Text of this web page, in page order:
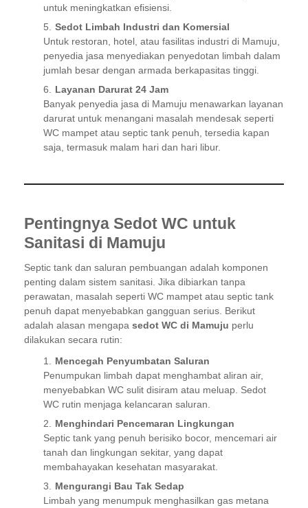
untuk meningkatkan efisiensi.
Sedot Limbah Industri dan Komersial
Untuk restoran, hotel, atau fasilitas industri di Mamuju,
penyedia jasa menyediakan penyedotan limbah dalam
jumlah besar dengan armada berkapasitas tinggi.
Layanan Darurat 24 Jam
Banyak penyedia jasa di Mamuju menawarkan layanan
darurat untuk menangani masalah mendesak seperti
WC mampet atau septic tank penuh, tersedia kapan
saja, termasuk malam hari dan hari libur.
Pentingnya Sedot WC untuk
Sanitasi di Mamuju
Septic tank dan saluran pembuangan adalah komponen
penting dalam sistem sanitasi. Jika dibiarkan tanpa
perawatan, masalah seperti WC mampet atau septic tank
penuh dapat menyebabkan gangguan serius. Berikut
adalah alasan mengapa sedot WC di Mamuju perlu
dilakukan secara rutin:
Mencegah Penyumbatan Saluran
Penumpukan limbah dapat menghambat aliran air,
menyebabkan WC sulit disiram atau meluap. Sedot
WC rutin menjaga kelancaran saluran.
Menghindari Pencemaran Lingkungan
Septic tank yang penuh berisiko bocor, mencemari air
tanah dan lingkungan sekitar, yang dapat
membahayakan kesehatan masyarakat.
Mengurangi Bau Tak Sedap
Limbah yang menumpuk menghasilkan gas metana